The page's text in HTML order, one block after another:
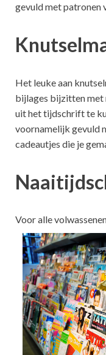
gevuld met patronen
Het leuke aan
bijlages bijzitten met
uit het tijdschrift te
voornamelijk gevuld
cadeautjes die je
Voor alle vol